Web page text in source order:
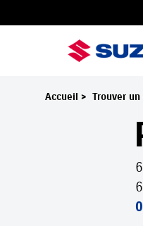
Accueil > Trouver